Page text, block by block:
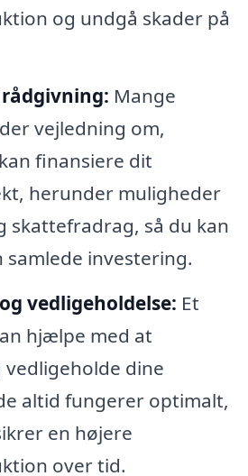
og undgå skader på
Mange
vejledning om,
finansiere dit
herunder muligheder
skattefradrag, så du kan
samlede investering.
vedligeholdelse: Et
hjælpe med at
dine
altid fungerer optimalt,
en højere
over tid.